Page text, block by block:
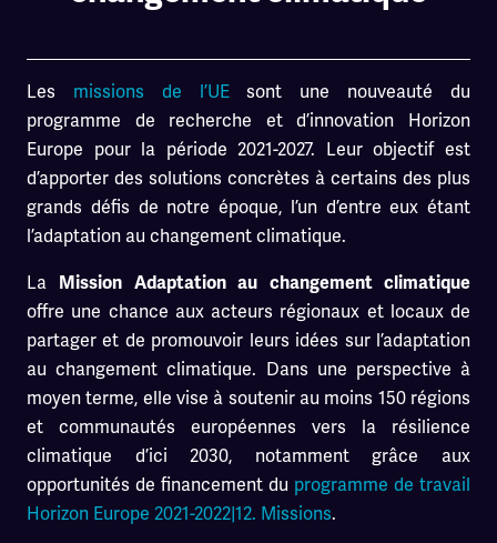
Les missions de l’UEsont une nouveauté du
programme de recherche et d’innovation Horizon
Europe pour la période 2021-2027. Leur objectif est
d’apporter des solutions concrètes à certains des plus
grands défis de notre époque, l’un d’entre eux étant
l’adaptation au changement climatique.
La Mission Adaptation au changement climatique
offre une chance aux acteurs régionaux et locaux de
partager et de promouvoir leurs idées sur l’adaptation
au changement climatique. Dans une perspective à
moyen terme, elle vise à soutenir au moins 150 régions
et communautés européennes vers la résilience
climatique d’ici 2030, notamment grâce aux
opportunités de financement du programme de travail
Horizon Europe 2021-2022|12. Missions.